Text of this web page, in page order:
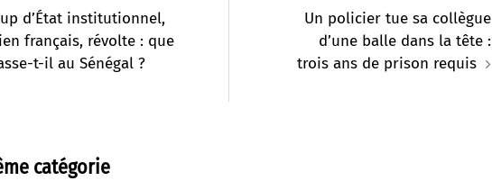
d’État institutionnel,
français, révolte : que
t-il au Sénégal ?
Un policier tue sa collègue
d’une balle dans la tête :
trois ans de prison requis
catégorie